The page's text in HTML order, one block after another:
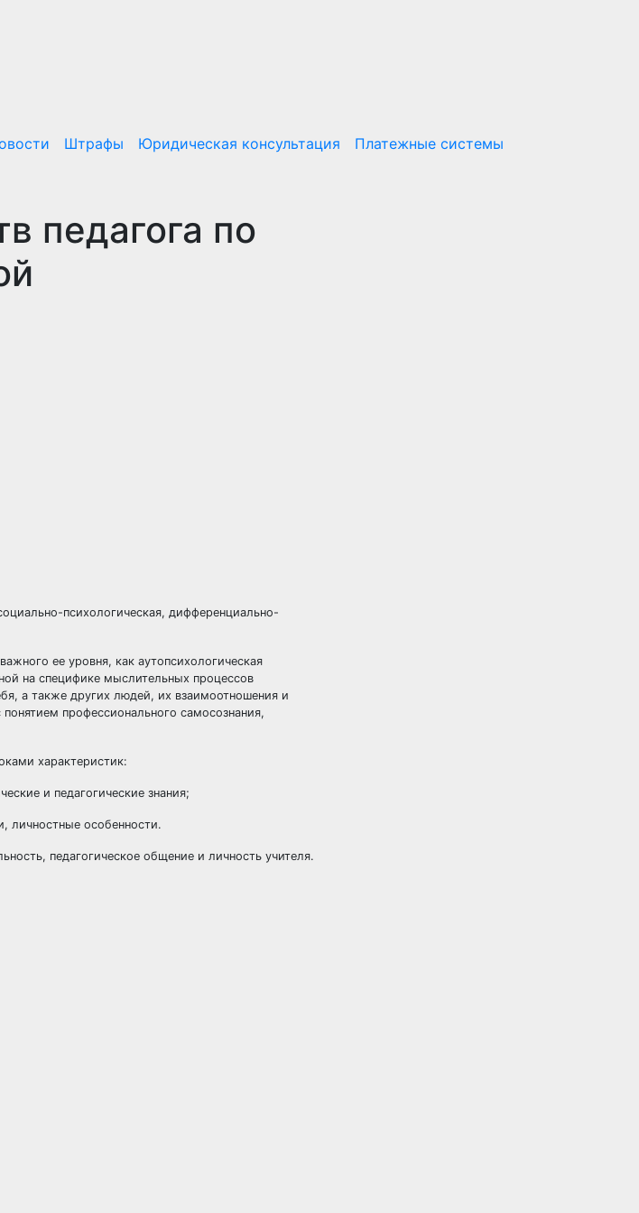
Штрафы Юридическая консультация Платежные системы
педагога по
психологическая, дифференциально-
ее уровня, как аутопсихологическая
на специфике мыслительных процессов
а также других людей, их взаимоотношения и
профессионального самосознания,
характеристик:
и педагогические знания;
личностные особенности.
педагогическое общение и личность учителя.